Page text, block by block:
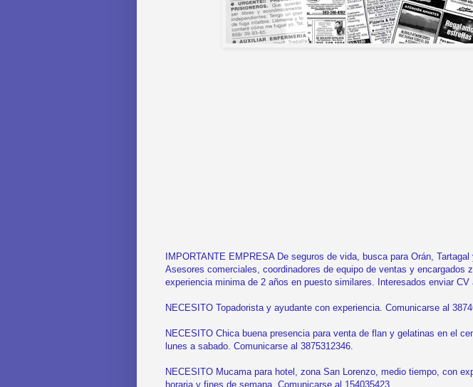
IMPORTANTE EMPRESA De seguros de vida, busca para Orán, Tartagal
Asesores comerciales, coordinadores de equipo de ventas y encargados
experiencia minima de 2 años en puesto similares. Interesados enviar CV
NECESITO Topadorista y ayudante con experiencia. Comunicarse al
NECESITO Chica buena presencia para venta de flan y gelatinas en el
lunes a sabado. Comunicarse al 3875312346.
NECESITO Mucama para hotel, zona San Lorenzo, medio tiempo, con
horaria y fines de semana. Comunicarse al 154035423.